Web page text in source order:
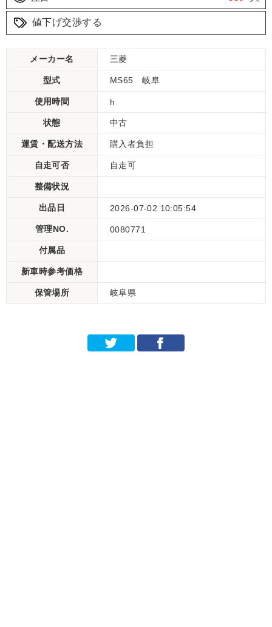
値下げ交渉する
メーカー名 三菱
型式 MS65 岐阜
使用時間 h
状態 中古
運賃・配送方法 購入者負担
自走可否 自走可
整備状況
出品日 2026-07-02 10:05:54
管理NO. 0080771
付属品
新車時参考価格
保管場所 岐阜県